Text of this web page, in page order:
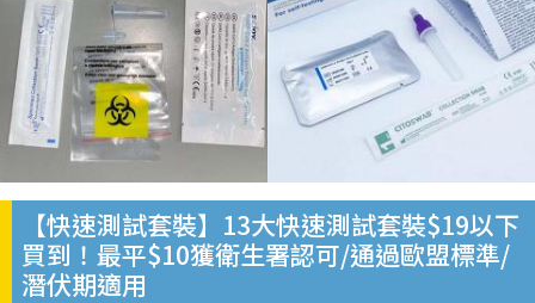
【快速測試套裝】13大快速測試套裝$19以下
買到！最平$10獲衛生署認可/通過歐盟標準/
潛伏期適用